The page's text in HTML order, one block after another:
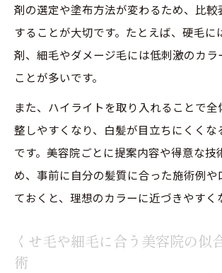
剤の選定や塗布方法が変わるため、比較
することが大切です。たとえば、硬毛に
剤、細毛やダメージ毛には低刺激のカラ
ことが多いです。
また、ハイライトを取り入れることで
整しやすくなり、白髪が目立ちにくくな
です。美容院ごとに提案内容や得意な技
め、事前に自分の髪質に合った施術例や
ておくと、理想のカラーに近づきやすく
くせ毛や細毛に合う美容院の似
術